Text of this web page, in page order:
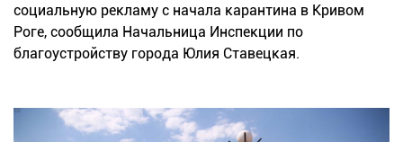
социальную рекламу с начала карантина в Кривом
Роге, сообщила Начальница Инспекции по
благоустройству города Юлия Ставецкая.